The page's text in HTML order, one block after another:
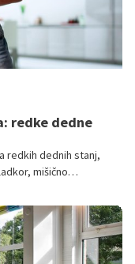
redke dedne
redkih dednih stanj,
mišično